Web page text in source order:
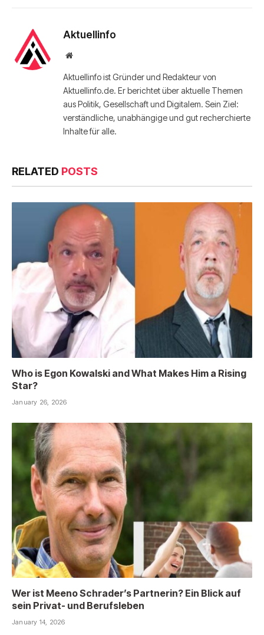
Aktuellinfo
Website
Aktuellinfo ist Gründer und Redakteur von
Aktuellinfo.de. Er berichtet über aktuelle Themen
aus Politik, Gesellschaft und Digitalem. Sein Ziel:
verständliche, unabhängige und gut recherchierte
Inhalte für alle.
RELATED POSTS
Who is Egon Kowalski and What Makes Him a Rising
Star?
January 26, 2026
Wer ist Meeno Schrader’s Partnerin? Ein Blick auf
sein Privat- und Berufsleben
January 14, 2026